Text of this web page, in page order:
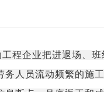
程企业把进退场、
人员流动频繁的施